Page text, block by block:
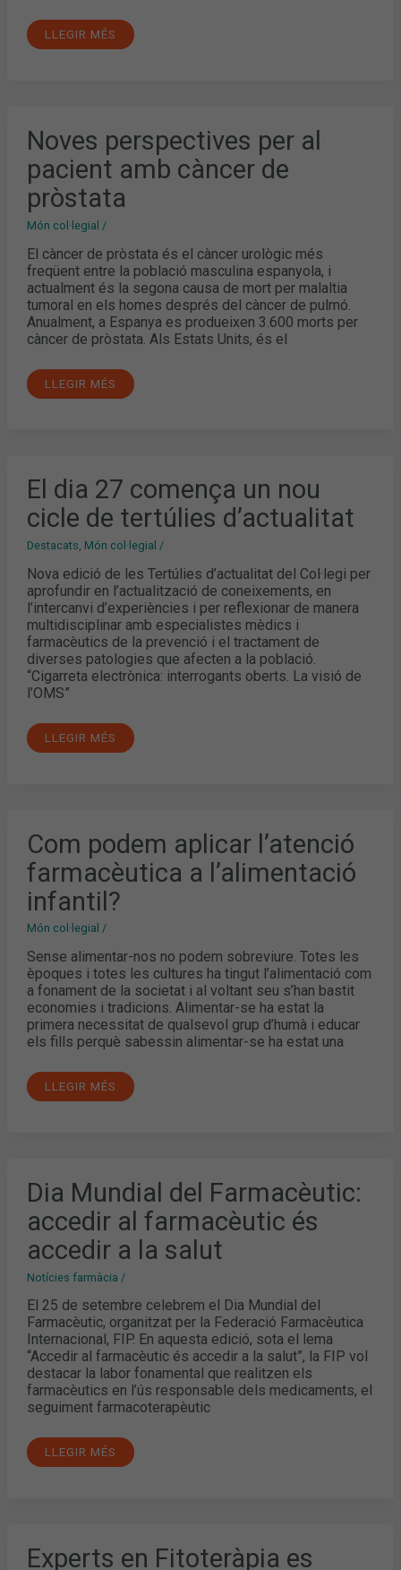
LLEGIR MÉS
Noves perspectives per al
pacient amb càncer de
pròstata
Món col·legial /
El càncer de pròstata és el càncer urològic més
freqüent entre la població masculina espanyola, i
actualment és la segona causa de mort per malaltia
tumoral en els homes després del càncer de pulmó.
Anualment, a Espanya es produeixen 3.600 morts per
càncer de pròstata. Als Estats Units, és el
PERSPECTIVES
PER
AL
PACIENT
AMB
CÀNCER
PRÒSTATA
LLEGIR MÉS
El dia 27 comença un nou
cicle de tertúlies d’actualitat
Destacats, Món col·legial /
Nova edició de les Tertúlies d’actualitat del Col·legi per
aprofundir en l’actualització de coneixements, en
l’intercanvi d’experiències i per reflexionar de manera
multidisciplinar amb especialistes mèdics i
farmacèutics de la prevenció i el tractament de
diverses patologies que afecten a la població.
“Cigarreta electrònica: interrogants oberts. La visió de
l’OMS”
EL
DIA
27
COMENÇA
UN
NOU
CICLE
TERTÚLIES
D’ACTUALITAT
LLEGIR MÉS
Com podem aplicar l’atenció
farmacèutica a l’alimentació
infantil?
Món col·legial /
Sense alimentar-nos no podem sobreviure. Totes les
èpoques i totes les cultures ha tingut l’alimentació com
a fonament de la societat i al voltant seu s’han bastit
economies i tradicions. Alimentar-se ha estat la
primera necessitat de qualsevol grup d’humà i educar
els fills perquè sabessin alimentar-se ha estat una
PODEM
APLICAR
L’ATENCIÓ
FARMACÈUTICA
A
L’ALIMENTACIÓ
INFANTIL?
LLEGIR MÉS
Dia Mundial del Farmacèutic:
accedir al farmacèutic és
accedir a la salut
Notícies farmàcia /
El 25 de setembre celebrem el Dia Mundial del
Farmacèutic, organitzat per la Federació Farmacèutica
Internacional, FIP. En aquesta edició, sota el lema
“Accedir al farmacèutic és accedir a la salut”, la FIP vol
destacar la labor fonamental que realitzen els
farmacèutics en l’ús responsable dels medicaments, el
seguiment farmacoterapèutic
DIA
MUNDIAL
DEL
FARMACÈUTIC:
ACCEDIR
FARMACÈUTIC
ACCEDIR
LA
SALUT
LLEGIR MÉS
Experts en Fitoteràpia es
EXPERTS
EN